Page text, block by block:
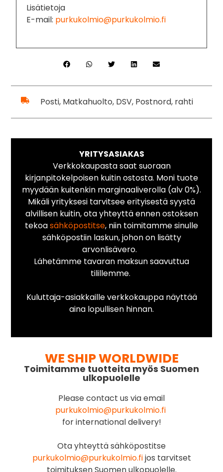
Lisätietoja
E-mail: purkukolmio@purkukolmio.fi
Posti, Matkahuolto, DSV, Postnord, rahti
YRITYSASIAKAS
Verkkokaupasta saat suoraan
kirjanpitokelpoisen kuitin ostosta. Moni tuote
myydään kuitenkin marginaaliverolla (alv 0%).
Mikäli yrityksesi tarvitsee erityisestä syystä
alvillisen kuitin, ota yhteyttä ennen ostoksen
tekoasähköpostitse, niin toimitamme sinulle
sähköpostiin laskun, johon on lisätty
arvonlisävero.
Lähetämme tavaran maksun saavuttua
tilillemme.
Kuluttaja-asiakkaille verkkokauppa näyttää
aina lopullisen hinnan.
WE SHIP WORLDWIDE
Toimitamme tuotteita myös Suomen
ulkopuolelle
Please contact us via email
purkukolmio@purkukolmio.fi
for international delivery!
Ota yhteyttä sähköpostitse
purkukolmio@purkukolmio.fijos tarvitset
toimituksen Suomen ulkopuolelle.